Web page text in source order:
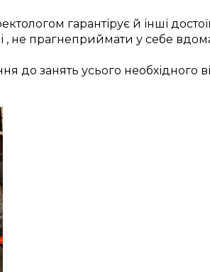
гарантірує й інші
, не прагнеприймати у себе
до занять усього необхідного